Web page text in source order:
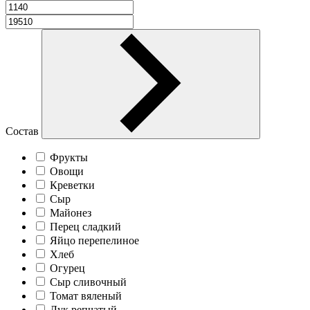
Состав
Фрукты
Овощи
Креветки
Сыр
Майонез
Перец сладкий
Яйцо перепелиное
Хлеб
Огурец
Сыр сливочный
Томат вяленый